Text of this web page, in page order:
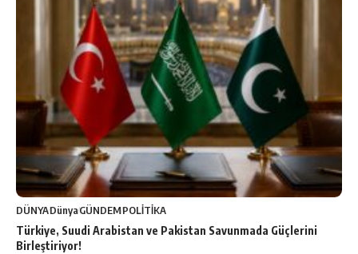
DÜNYADünyaGÜNDEMPOLİTİKA
Türkiye, Suudi Arabistan ve Pakistan Savunmada Güçlerini
Birleştiriyor!